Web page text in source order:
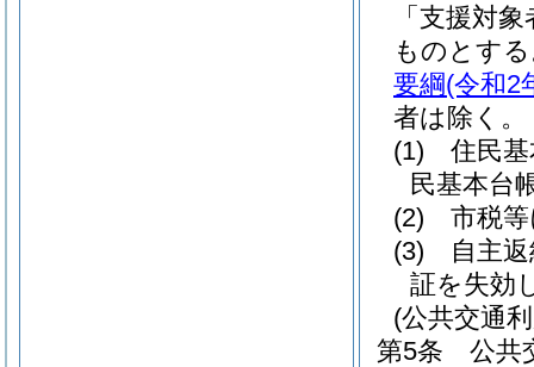
「支援対
ものとす
要綱(令和2
者は除く。
(1)
住民
民基本台
(2)
市税
(3)
自主
証を失効
(公共交通
第5条
公共